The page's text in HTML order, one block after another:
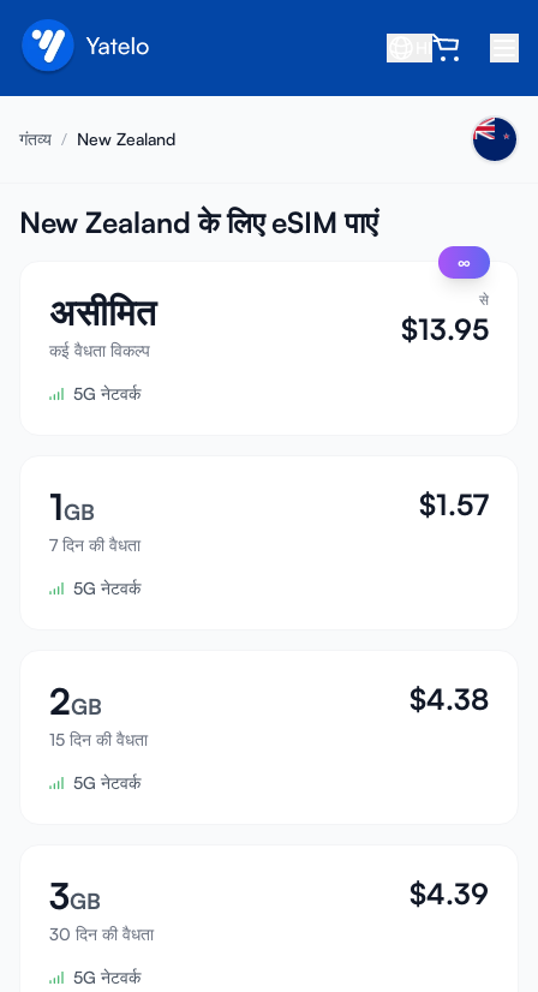
हमारे बारे में
मित्र को रेफ़र करें
सहयोगी बनें
सहायता केंद्र
डिवाइस संगतता
साइन इन करें
गंतव्य / New Zealand
New Zealand के लिए eSIM पाएं
∞
असीमित
कई वैधता विकल्प
से
$13.95
5G नेटवर्क
1GB
7 दिन की वैधता
$1.57
5G नेटवर्क
2GB
15 दिन की वैधता
$4.38
5G नेटवर्क
3GB
30 दिन की वैधता
$4.39
5G नेटवर्क